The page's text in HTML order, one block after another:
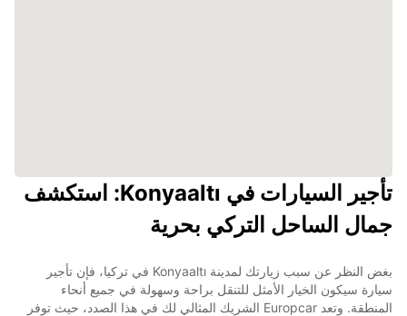
تأجير السيارات في Konyaaltı: استكشف
جمال الساحل التركي بحرية
بغض النظر عن سبب زيارتك لمدينة Konyaaltı في تركيا، فإن تأجير
سيارة سيكون الخيار الأمثل للتنقل براحة وسهولة في جميع أنحاء
المنطقة. وتعد Europcar الشريك المثالي لك في هذا الصدد، حيث توفر